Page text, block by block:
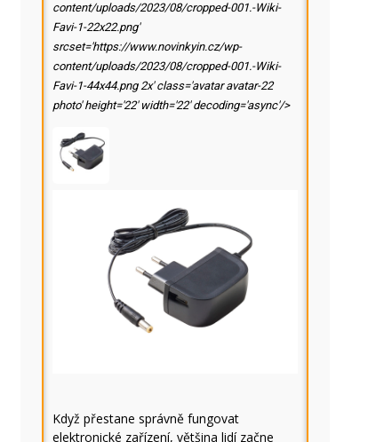
content/uploads/2023/08/cropped-001.-Wiki-
Favi-1-22x22.png'
srcset='https://www.novinkyin.cz/wp-
content/uploads/2023/08/cropped-001.-Wiki-
Favi-1-44x44.png 2x' class='avatar avatar-22
photo' height='22' width='22' decoding='async'/>
Když přestane správně fungovat
elektronické zařízení, většina lidí začne